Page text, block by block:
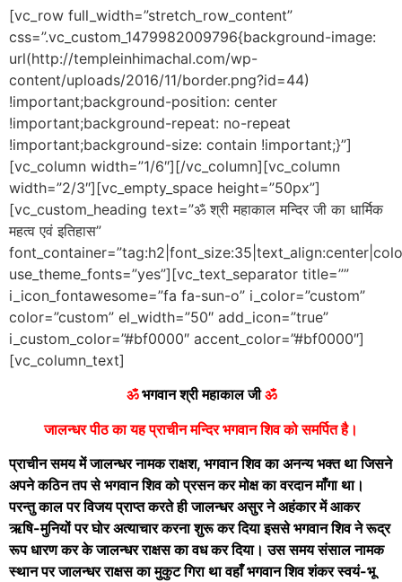
[vc_row full_width=”stretch_row_content”
css=”.vc_custom_1479982009796{background-image:
url(http://templeinhimachal.com/wp-
content/uploads/2016/11/border.png?id=44)
!important;background-position: center
!important;background-repeat: no-repeat
!important;background-size: contain !important;}”]
[vc_column width=”1/6″][/vc_column][vc_column
width=”2/3″][vc_empty_space height=”50px”]
[vc_custom_heading text=”ॐ श्री महाकाल मन्दिर जी का धार्मिक
महत्व एवं इतिहास”
use_theme_fonts=”yes”][vc_text_separator title=””
i_icon_fontawesome=”fa fa-sun-o” i_color=”custom”
color=”custom” el_width=”50″ add_icon=”true”
i_custom_color=”#bf0000″ accent_color=”#bf0000″]
[vc_column_text]
ॐभगवान श्री महाकाल जीॐ
जालन्धर पीठ का यह प्राचीन मन्दिर भगवान शिव को समर्पित है।
प्राचीन समय में जालन्धर नामक राक्षश, भगवान शिव का अनन्य भक्त था जिसने
अपने कठिन तप से भगवान शिव को प्रसन कर मोक्ष का वरदान माँगा था।
परन्तु काल पर विजय प्राप्त करते ही जालन्धर असुर ने अहंकार में आकर
ऋषि-मुनियों पर घोर अत्याचार करना शुरू कर दिया इससे भगवान शिव ने रूद्र
रूप धारण कर के जालन्धर राक्षस का वध कर दिया। उस समय संसाल नामक
स्थान पर जालन्धर राक्षस का मुकुट गिरा था वहाँ भगवान शिव शंकर स्वयं-भू